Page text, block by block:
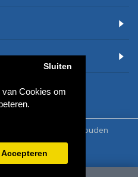
Cookies om
Sluiten
Accepteren
rechten voorbehouden